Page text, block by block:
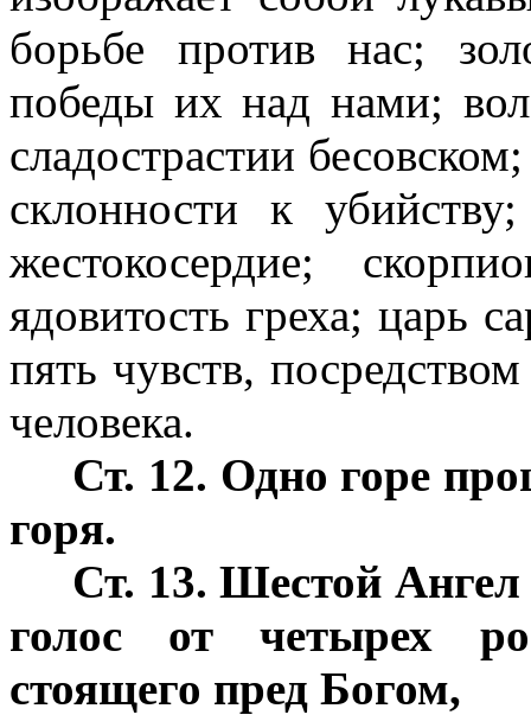
борьбе против нас;
победы их над нами;
сладострастии
склонности к
жестокосердие;
ядовитость греха; царь
пять чувств,
человека.
Ст. 12. Одно горе
горя.
Ст. 13. Шестой
голос от четырех
стоящего пред Богом,